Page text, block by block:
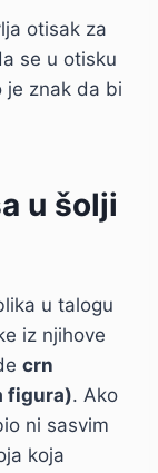
otisak za
se u otisku
je znak da bi
u šolji
u talogu
iz njihove
crn
figura). Ako
ni sasvim
koja